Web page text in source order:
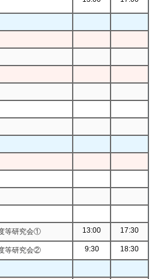
等研究会① 13:00 17:30
等研究会② 9:30 18:30